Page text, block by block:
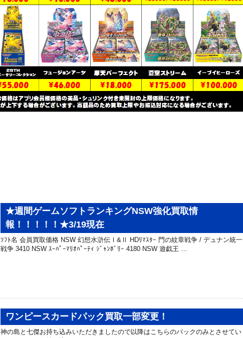
★週間ゲームソフトランキングNSW強化買取情
報！！！！！★3/19現在
ｿﾌﾄ名 会員買取価格 NSW 幻想水滸伝Ⅰ&Ⅱ HDﾘﾏｽﾀｰ 門の紋章戦争 / デュナン統一
戦争 3410 NSW ｽｰﾊﾟｰﾏﾘｵﾊﾟｰﾃｨ ｼﾞｬﾝﾎﾞﾘｰ 4180 NSW 遊戯王 …
ワンピースカードパック買取一部変更！
神の島と七傑お持ち込みいただきましたので以降はこちらのパックのみとさせてい